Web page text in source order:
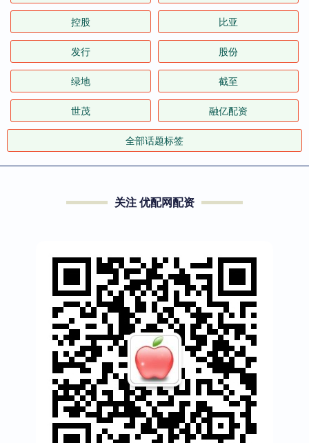
控股 比亚
发行 股份
绿地 截至
世茂 融亿配资
全部话题标签
关注 优配网配资